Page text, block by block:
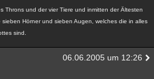
Throns und der vier Tiere und inmitten der Ältesten
Hörner und sieben Augen, welches die in alles
sind.
06.06.2005 um 12:26